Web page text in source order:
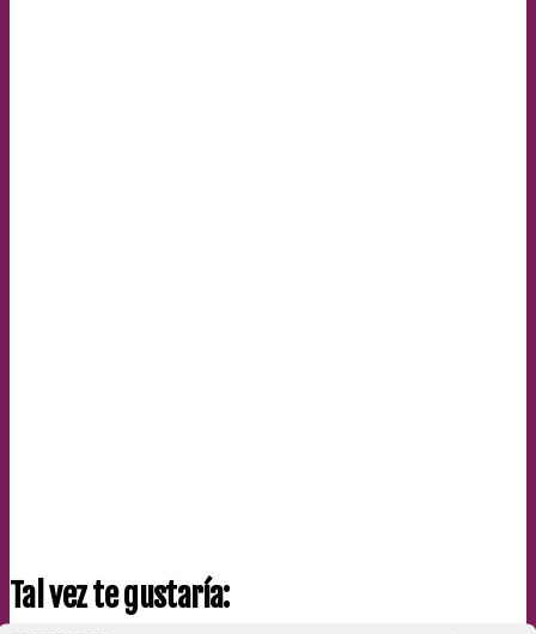
Tal vez te gustaría: